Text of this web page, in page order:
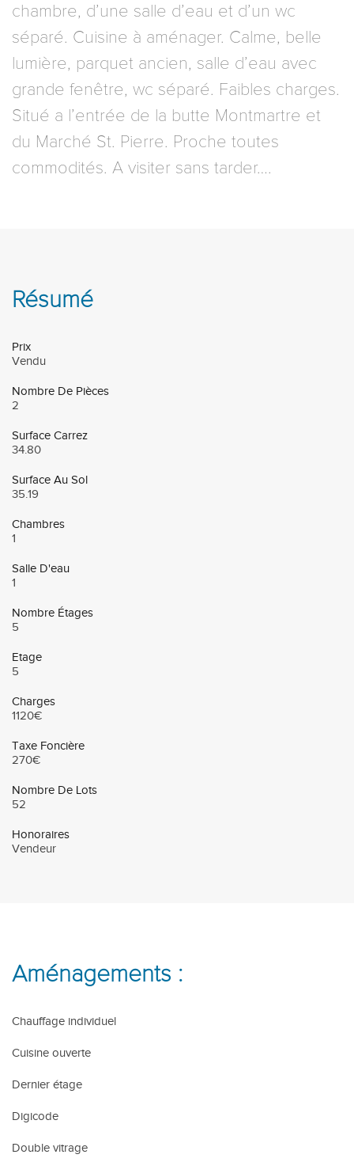
chambre, d’une salle d’eau et d’un wc
séparé. Cuisine à aménager. Calme, belle
lumière, parquet ancien, salle d’eau avec
grande fenêtre, wc séparé. Faibles charges.
Situé a l’entrée de la butte Montmartre et
du Marché St. Pierre. Proche toutes
commodités. A visiter sans tarder….
Résumé
Prix
Vendu
Nombre De Pièces
2
Surface Carrez
34.80
Surface Au Sol
35.19
Chambres
1
Salle D'eau
1
Nombre Étages
5
Etage
5
Charges
1120€
Taxe Foncière
270€
Nombre De Lots
52
Honoraires
Vendeur
Aménagements :
Chauffage individuel
Cuisine ouverte
Dernier étage
Digicode
Double vitrage